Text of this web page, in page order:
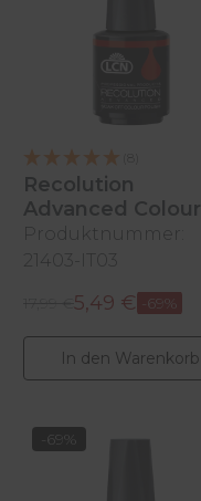
Recolution
Advanced Colour
Polish
Venezia, 10ml
Produktnummer:
21403-IT03
Verkaufspreis:
Regulärer Preis:
5,49 € -69%
In den Warenkorb
-69%